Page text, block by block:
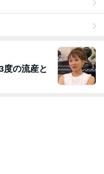
度の流産と